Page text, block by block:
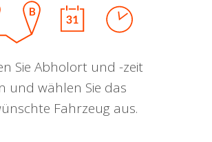
Sie Abholort und -zeit
und wählen Sie das
Fahrzeug aus.